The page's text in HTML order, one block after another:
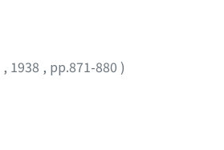
, 1938 , pp.871-880 )